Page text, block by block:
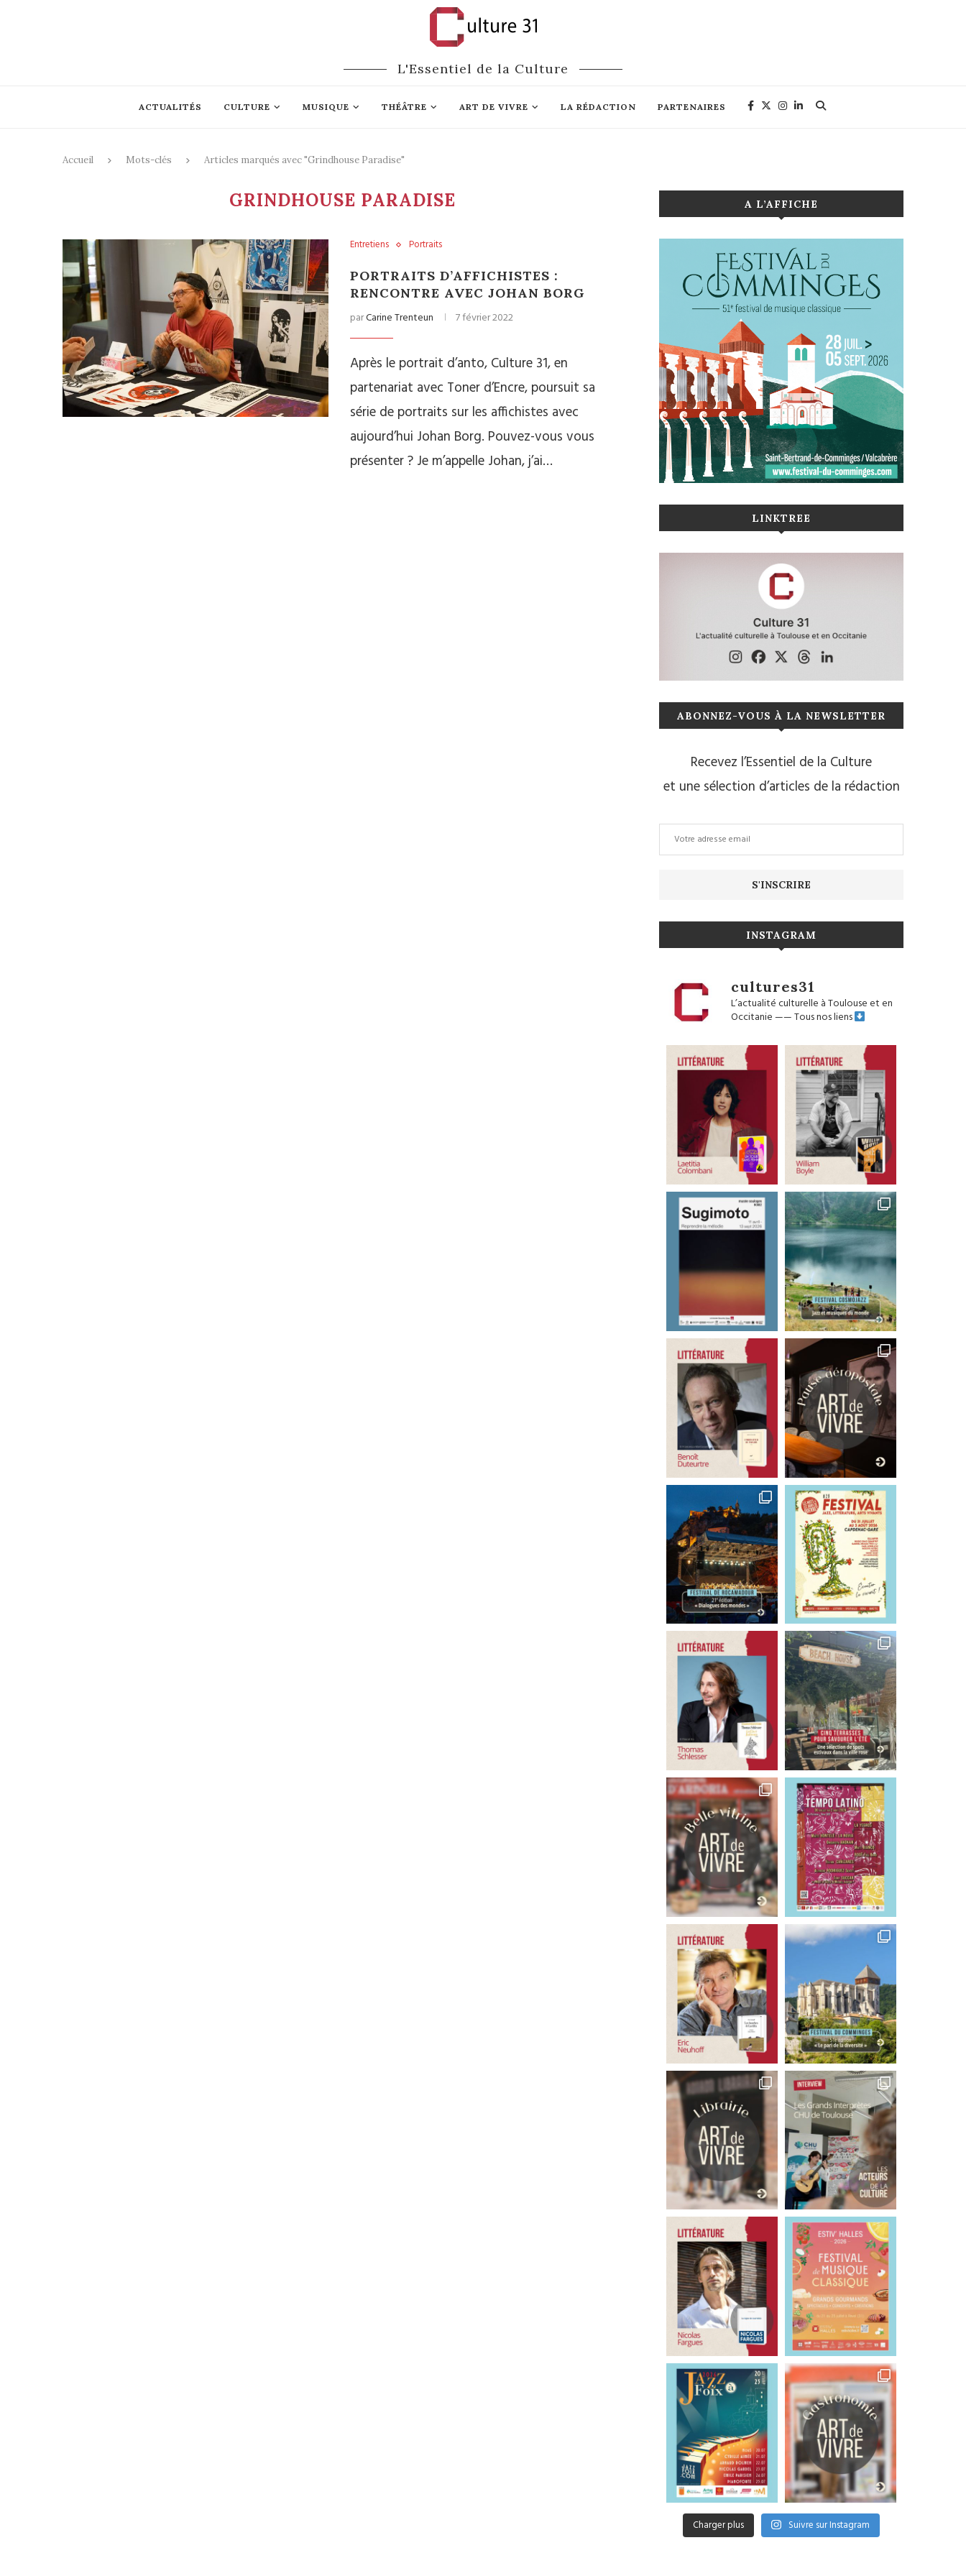
L'Essentiel de la Culture
ACTUALITÉS CULTURE MUSIQUE THÉÂTRE ART DE VIVRE LA RÉDACTION PARTENAIRES
Accueil Mots-clés Articles marqués avec "Grindhouse Paradise"
GRINDHOUSE PARADISE
Entretiens Portraits
PORTRAITS D’AFFICHISTES :
RENCONTRE AVEC JOHAN BORG
parCarine Trenteun 7 février 2022
Après le portrait d’anto, Culture 31, en
partenariat avec Toner d’Encre, poursuit sa
série de portraits sur les affichistes avec
aujourd’hui Johan Borg. Pouvez-vous vous
présenter ? Je m’appelle Johan, j’ai…
A L’AFFICHE
LINKTREE
ABONNEZ-VOUS À LA NEWSLETTER
Recevez l’Essentiel de la Culture
et une sélection d’articles de la rédaction
INSTAGRAM
cultures31
L’actualité culturelle à Toulouse et en
Occitanie——Tous nos liens
Charger plus Suivre sur Instagram